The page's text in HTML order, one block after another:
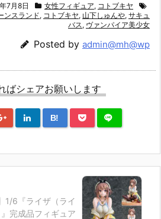
7月8日 女性フィギュア, コトブキヤ
ンスランド, コトブキヤ, 山下しゅんや, サキュ
バス , ヴァンパイア美少女
Posted by admin@mh@wp
ばシェアお願いします
B!
1/6『ライザ（ライ
完成品フィギュア